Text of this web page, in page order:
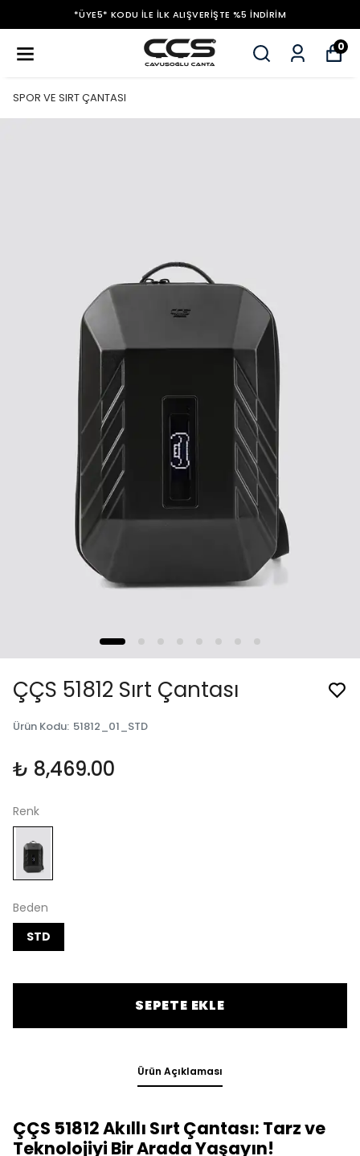
*ÜYE5* KODU ILE İLK ALIŞVERIŞTE %5 İNDIRIM
0
SPOR VE SIRT ÇANTASI
ÇÇS 51812 Sırt Çantası
Ürün Kodu: 51812_01_STD
₺ 8,469.00
Renk
Beden
STD
SEPETE EKLE
Ürün Açıklaması
ÇÇS 51812 Akıllı Sırt Çantası: Tarz ve
Teknolojiyi Bir Arada Yaşayın!